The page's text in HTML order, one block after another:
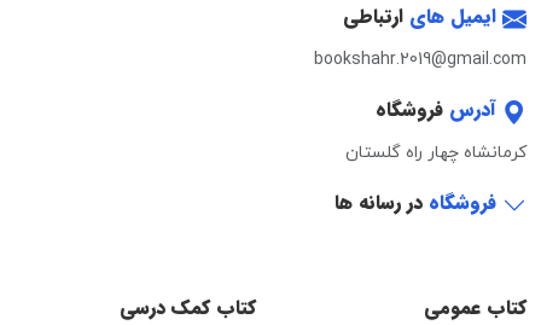
ایمیل های ارتباطی
bookshahr.2019@gmail.com
آدرس فروشگاه
کرمانشاه چهار راه گلستان
فروشگاه در رسانه ها
کتاب عمومی کتاب کمک درسی